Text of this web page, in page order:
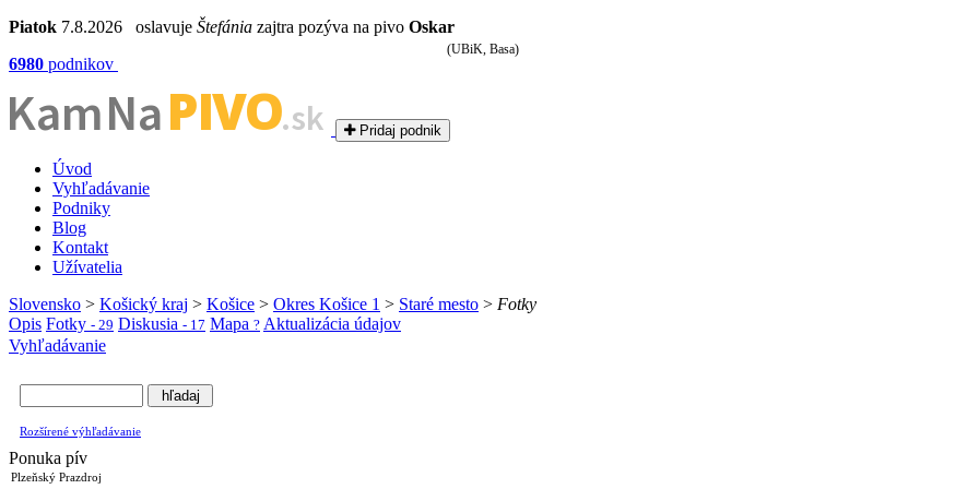
Piatok 7.8.2026 oslavuje Štefánia zajtra pozýva na pivo Oskar
6980 podnikov
Kam NaPIVO.sk Pridaj podnik
Úvod
Vyhľadávanie
Podniky
Blog
Kontakt
Užívatelia
Slovensko > Košický kraj > Košice > Okres Košice 1 > Staré mesto > Fotky
Opis Fotky - 29 Diskusia - 17 Mapa ? Aktualizácia údajov
Vyhľadávanie
Rozšírené výhľadávanie
Ponuka pív
Plzeňský Prazdroj
(UBiK, Basa)